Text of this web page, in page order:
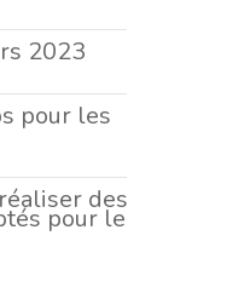
2023
pour les
des
pour les